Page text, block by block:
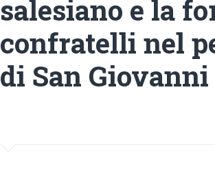
salesiano e la
confratelli nel
di San Giovanni